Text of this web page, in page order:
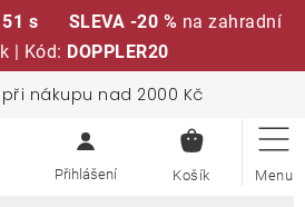
s SLEVA -20 % na zahradní
| Kód: DOPPLER20
nákupu nad 2000 Kč
KOŠÍK